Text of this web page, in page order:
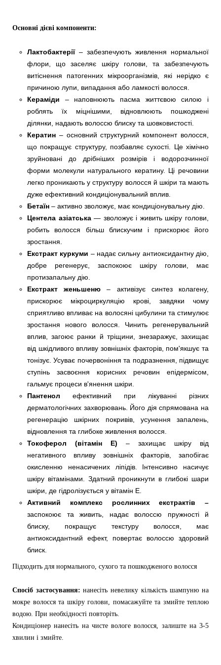
Основні дієві компоненти:
Лактобактерії– забезпечують живлення нормальної
флори, що заселяє шкіру голови, та забезпечують
витіснення патогенних мікроорганізмів, які нерідко є
причиною лупи, випадання або ламкості волосся.
Кераміди – наповнюють пасма життєвою силою і
роблять їх міцнішими, відновлюють пошкоджені
ділянки, надають волоссю блиску та шовковистості.
Кератин – основний структурний компонент волосся,
що покращує структуру, позбавляє сухості. Це хімічно
зруйновані до дрібніших розмірів і водорозчинної
форми молекули натурального кератину. Ці речовини
легко проникають у структуру волосся й шкіри та мають
дуже ефективний кондиціонувальний вплив.
Бетаїн – активно зволожує, має кондиціонувальну дію.
Центела азіатська— зволожує і живить шкіру голови,
робить волосся більш блискучим і прискорює його
зростання.
Екстракт куркуми – надає сильну антиоксидантну дію,
добре регенерує, заспокоює шкіру голови, має
протизапальну дію.
Екстракт женьшеню– активізує синтез колагену,
прискорює мікроциркуляцію крові, завдяки чому
сприятливо впливає на волосяні цибулини та стимулює
зростання нового волосся. Чинить регенерувальний
вплив, загоює ранки й тріщини, знезаражує, захищає
від шкідливого впливу зовнішніх факторів, пом'якшує та
тонізує. Усуває почервоніння та подразнення, підвищує
ступінь засвоєння корисних речовин епідермісом,
гальмує процеси в'янення шкіри.
Пантенол ефективний при лікуванні різних
дерматологічних захворювань. Його дія спрямована на
регенерацію шкірних покривів, усунення запалень,
відновлення та глибоке живлення волосся.
Токоферол (вітамін Е) – захищає шкіру від
негативного впливу зовнішніх факторів, запобігає
окисленню ненасичених ліпідів. Інтенсивно насичує
шкіру вітамінами. Здатний проникнути в глибокі шари
шкіри, де гідролізується у вітамін Е.
Активний комплекс рослинних екстрактів –
заспокоює та живить, надає волоссю пружності й
блиску, покращує текстуру волосся, має
антиоксидантний ефект, повертає волоссю здоровий
блиск.
Підходить для нормального, сухого та пошкодженого волосся
Спосіб застосування:нанесіть невелику кількість шампуню на
мокре волосся та шкіру голови, помасажуйте та змийте теплою
водою. При необхідності повторіть.
Кондиціонер нанесіть на чисте вологе волосся, залиште на 3-5
хвилин і змийте.